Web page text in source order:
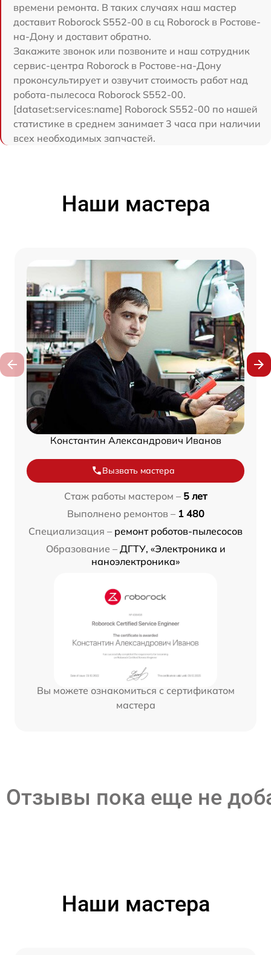
времени ремонта. В таких случаях наш мастер
доставит Roborock S552-00 в сц Roborock в Ростове-
на-Дону и доставит обратно.
Закажите звонок или позвоните и наш сотрудник
сервис-центра Roborock в Ростове-на-Дону
проконсультирует и озвучит стоимость работ над
робота-пылесоса Roborock S552-00.
[dataset:services:name] Roborock S552-00 по нашей
статистике в среднем занимает 3 часа при наличии
всех необходимых запчастей.
Наши мастера
Константин Александрович Иванов
Вызвать мастера
Стаж работы мастером – 5 лет
Выполнено ремонтов – 1 480
Специализация – ремонт роботов-пылесосов
Образование – ДГТУ, «Электроника и
наноэлектроника»
Вы можете ознакомиться с сертификатом
мастера
Отзывы пока еще не
Наши мастера